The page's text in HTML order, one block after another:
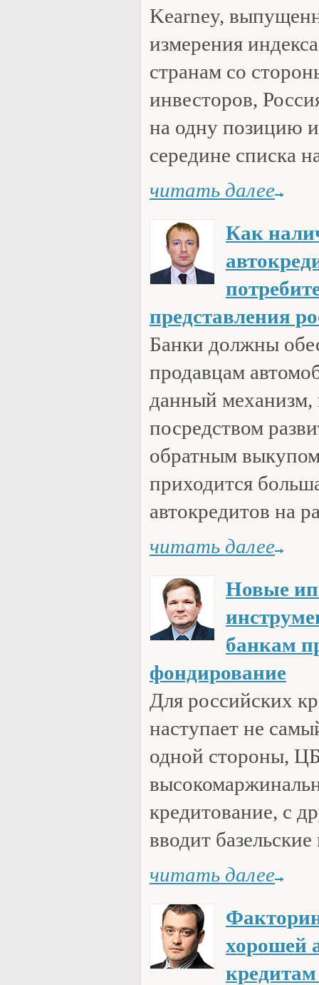
Kearney,
измерения
странам со
инвесторов,
на одну позицию и
середине списка
читать далее
Как
представления
Банки должны
продавцам
данный механизм,
посредством
обратным
приходится
автокредитов на
читать далее
Новые
банкам
фондирование
Для российских
наступает не
одной стороны,
кредитование, с
вводит
читать далее
хорошей